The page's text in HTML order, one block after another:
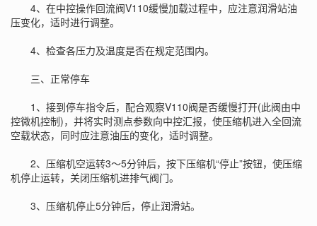
4、在中控操作回流阀V110缓慢加载过程中，应注意润滑站油
压变化，适时进行调整。
4、检查各压力及温度是否在规定范围内。
三、正常停车
1、接到停车指令后，配合观察V110阀是否缓慢打开(此阀由中
控微机控制)，并将实时测点参数向中控汇报，使压缩机进入全回流
空载状态，同时应注意油压的变化，适时调整。
2、压缩机空运转3～5分钟后，按下压缩机“停止”按钮，使压缩
机停止运转，关闭压缩机进排气阀门。
3、压缩机停止5分钟后，停止润滑站。